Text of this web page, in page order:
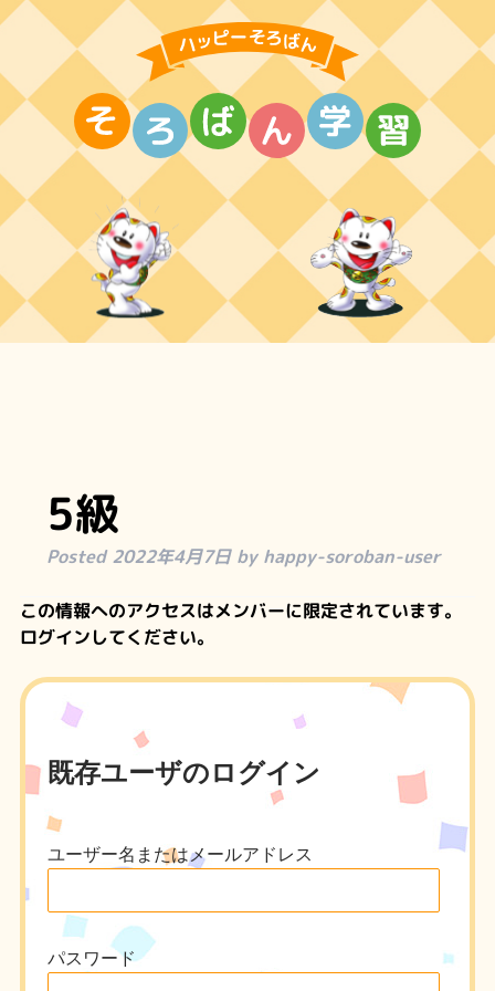
5級
Posted 2022年4月7日by happy-soroban-user
この情報へのアクセスはメンバーに限定されています。
ログインしてください。
既存ユーザのログイン
ユーザー名またはメールアドレス
パスワード